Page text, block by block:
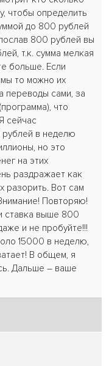
чтобы определить
до 800 рублей
800 рублей вы
т.к. сумма мелкая
больше. Если
то можно их
переводы сами, за
что
сейчас
в неделю
но это
на этих
раздражает как
разорить. Вот сам
Повторяю!
ставка выше 800
и не пробуйте!!!
15000 в неделю,
В общем, я
Дальше – ваше